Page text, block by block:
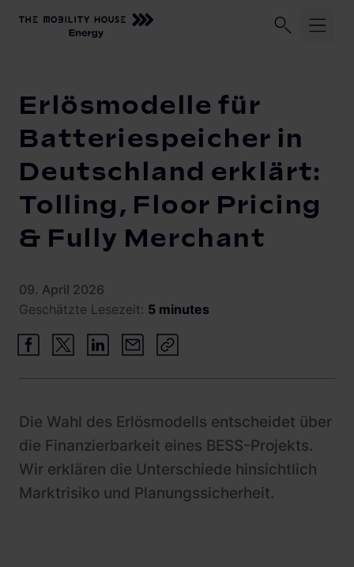
Batteriespeicher-Betreiber
Automobilhersteller
Energieversorger
E-Flotten
Technologie
FlexibilityAggregator
FlexibilityTrader
Vehicle-to-Grid
Home Energy Solution
Events
Unser Unternehmen
Vision
Investoren
Karriere
Kontakt
Erlösmodelle für
Batteriespeicher in
Deutschland erklärt:
Tolling, Floor Pricing
& Fully Merchant
09. April 2026
Geschätzte Lesezeit: 5 minutes
Die Wahl des Erlösmodells entscheidet über
die Finanzierbarkeit eines BESS-Projekts.
Wir erklären die Unterschiede hinsichtlich
Marktrisiko und Planungssicherheit.